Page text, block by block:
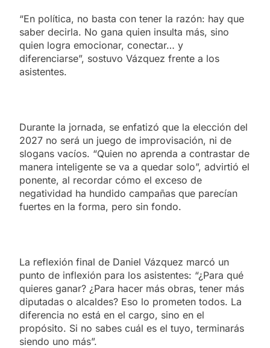
“En política, no basta con tener la razón: hay que
saber decirla. No gana quien insulta más, sino
quien logra emocionar, conectar… y
diferenciarse”, sostuvo Vázquez frente a los
asistentes.
Durante la jornada, se enfatizó que la elección del
2027 no será un juego de improvisación, ni de
slogans vacíos. “Quien no aprenda a contrastar de
manera inteligente se va a quedar solo”, advirtió el
ponente, al recordar cómo el exceso de
negatividad ha hundido campañas que parecían
fuertes en la forma, pero sin fondo.
La reflexión final de Daniel Vázquez marcó un
punto de inflexión para los asistentes: “¿Para qué
quieres ganar? ¿Para hacer más obras, tener más
diputadas o alcaldes? Eso lo prometen todos. La
diferencia no está en el cargo, sino en el
propósito. Si no sabes cuál es el tuyo, terminarás
siendo uno más”.